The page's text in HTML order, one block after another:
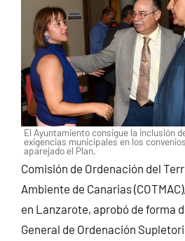
El Ayuntamiento consigue la inclusión
exigencias municipales en los
aparejado el Plan.
Comisión de Ordenación del
Ambiente de Canarias
en Lanzarote, aprobó de forma
General de Ordenación